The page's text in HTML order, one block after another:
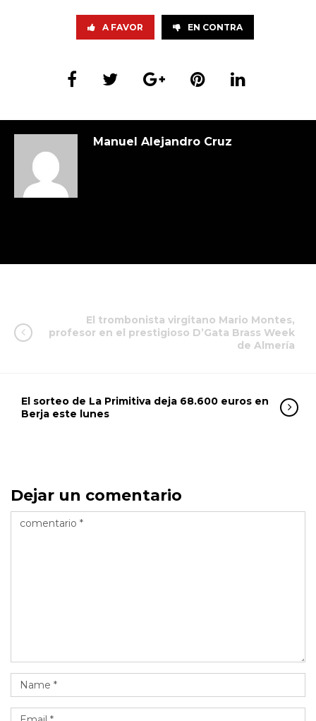
A FAVOR EN CONTRA
Manuel Alejandro Cruz
El trombonista virgitano Mario Montes,
profesor en el prestigioso D’Gata Brass Week
de Almería
El sorteo de La Primitiva deja 68.600 euros en
Berja este lunes
Dejar un comentario